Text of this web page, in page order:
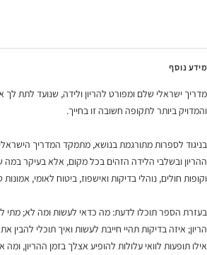
מידע נוסף
מדריך ישראלי שלם ומפורט להריון ולידה, שנועד לתת
והמדויק ביותר לתקופה חשובה זו בחייך.
בניגוד לספרות מתורגמת בנושא, מתמקד המדריך
ההריון ובשלבי הלידה הזהים בכל מקום, אלא בעיקר במה
וקופות חולים, נוהלי בדיקות ואישפוז, ביטוח לאומי,
בעזרת הספר תוכלו לדעת: מה כדאי לעשות ומה לא; מתי
הריון; איזה בדיקות תהיי חייבת לעשות ואיך תוכלי
אילו תופעות לוואי עלולות להופיע אצלך בזמן ההריון,